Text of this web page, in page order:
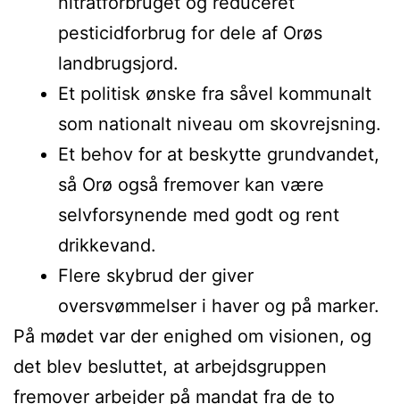
pesticidforbrug for dele af Orøs
landbrugsjord.
Et politisk ønske fra såvel kommunalt
som nationalt niveau om skovrejsning.
Et behov for at beskytte grundvandet,
så Orø også fremover kan være
selvforsynende med godt og rent
drikkevand.
Flere skybrud der giver
oversvømmelser i haver og på marker.
På mødet var der enighed om visionen, og
det blev besluttet, at arbejdsgruppen
fremover arbejder på mandat fra de to